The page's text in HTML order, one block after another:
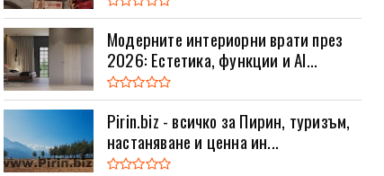
Модерните интериорни врати през
2026: Естетика, функции и AI...
Pirin.biz - всичко за Пирин, туризъм,
настаняване и ценна ин...